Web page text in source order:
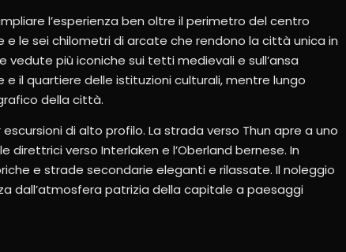
l’esperienza ben oltre il perimetro del centro
le sei chilometri di arcate che rendono la città unica in
vedute più iconiche sui tetti medievali e sull’ansa
e il quartiere delle istituzioni culturali, mentre lungo
della città.
di alto profilo. La strada verso Thun apre a uno
direttrici verso Interlaken e l’Oberland bernese. In
e strade secondarie eleganti e rilassate. Il noleggio
dall’atmosfera patrizia della capitale a paesaggi